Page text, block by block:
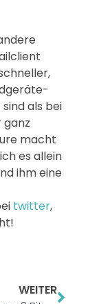
als bei
ganz
macht
es allein
ihm eine
twitter,
WEITER